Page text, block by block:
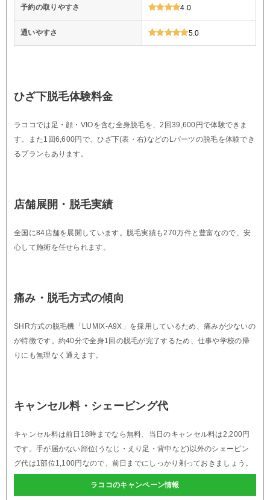
予約の取りやすさ 4.0
通いやすさ 5.0
ひざ下脱毛体験料金
ラココでは足・顔・VIOを含む全身脱毛を、2回39,600円で体験できま
す。また1回6,600円で、ひざ下(表・右)などのLパーツの脱毛を体験でき
るプランもあります。
店舗展開・脱毛実績
全国に84店舗を展開しています。脱毛実績も270万件と豊富なので、安
心して施術を任せられます。
痛み・脱毛方式の傾向
SHR方式の脱毛機「LUMIX-A9X」を採用しているため、痛みが少ないの
が特徴です。約40分で全身1回の脱毛が完了するため、仕事や学校の帰
りにも無理なく通えます。
キャンセル料・シェービング代
キャンセル料は前日18時までなら無料、当日のキャンセル料は2,200円
です。手が届かない部位(うなじ・えり足・背中など)以外のシェービン
グ代は1部位1,100円なので、前日までにしっかり剃っておきましょう。
ラココのキャンペーン情報